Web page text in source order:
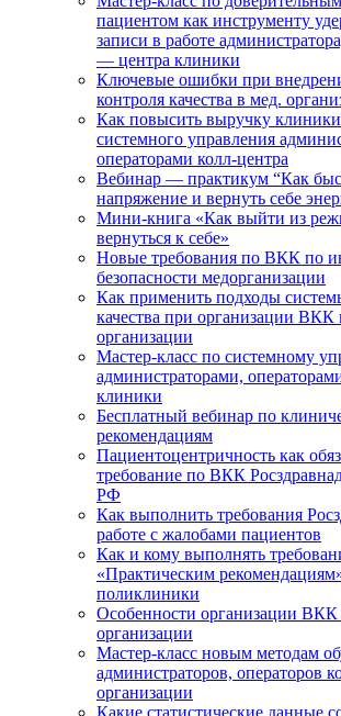
пациентом как инструменту
записи в работе
— центра клиники
Ключевые ошибки при
контроля качества в мед.
Как повысить выручку клиники
системного управления
операторами колл-центра
Вебинар — практикум “Как
напряжение и вернуть себе
Мини-книга «Как выйти из
вернуться к себе»
Новые требования по ВКК по
безопасности медорганизации
Как применить подходы
качества при организации ВКК
организации
Мастер-класс по системному
администраторами,
клиники
Бесплатный вебинар по
рекомендациям
Пациентоцентричность как
требование по ВКК
РФ
Как выполнить требования
работе с жалобами пациентов
Как и кому выполнять
«Практическим
поликлиники
Особенности организации ВКК
организации
Мастер-класс новым методам
администраторов, операторов
организации
Какие статистические данные